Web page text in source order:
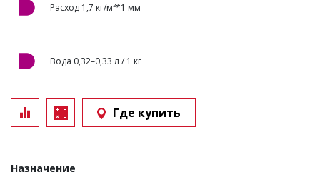
Расход 1,7 кг/м²*1 мм
Вода 0,32–0,33 л / 1 кг
Где купить
Назначение